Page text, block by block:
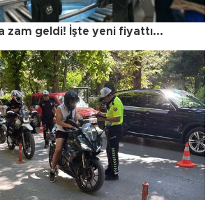
zam geldi! İşte yeni fiyattı...